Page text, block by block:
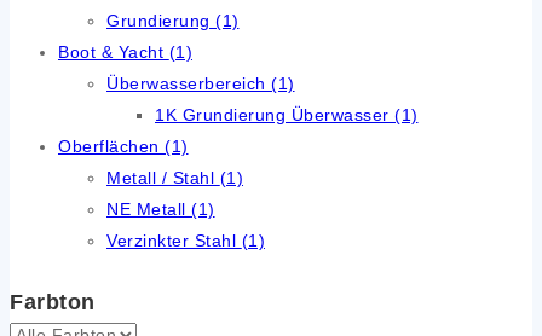
Grundierung (1)
Boot & Yacht (1)
Überwasserbereich (1)
1K Grundierung Überwasser (1)
Oberflächen (1)
Metall / Stahl (1)
NE Metall (1)
Verzinkter Stahl (1)
Farbton